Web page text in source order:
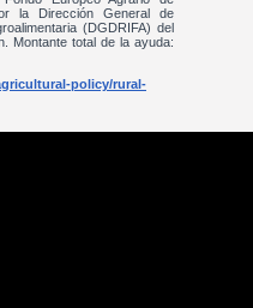
la Dirección General de
(DGDRIFA) del
Montante total de la ayuda:
policy/rural-